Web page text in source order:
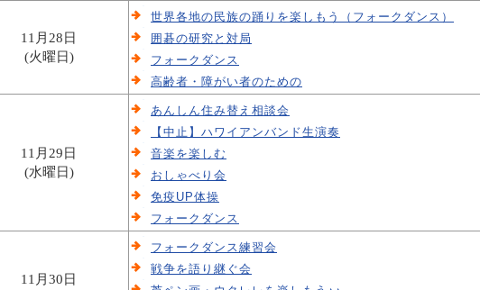
11月28日
(火曜日)
世界各地の民族の踊りを楽しもう（フォークダンス）
囲碁の研究と対局
フォークダンス
高齢者・障がい者のための
11月29日
(水曜日)
あんしん住み替え相談会
【中止】ハワイアンバンド生演奏
音楽を楽しむ
おしゃべり会
免疫UP体操
フォークダンス
11月30日
フォークダンス練習会
戦争を語り継ぐ会